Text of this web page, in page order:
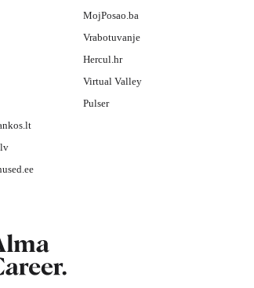
MojPosao.ba
Vrabotuvanje
Hercul.hr
Virtual Valley
Pulser